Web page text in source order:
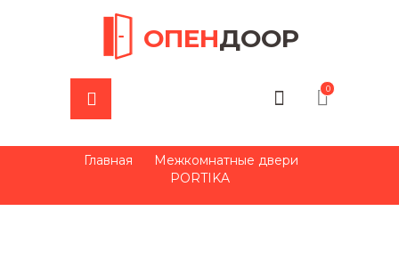
ОПЕНДООР
0
Главная
Межкомнатные двери
PORTIKA